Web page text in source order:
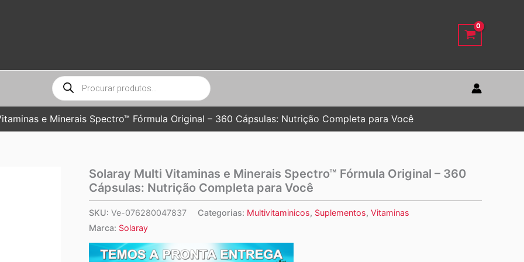
Pesquisar
produtos
e Minerais Spectro™ Fórmula Original – 360 Cápsulas: Nutrição Completa para Você
Solaray Multi Vitaminas e Minerais Spectro™ Fórmula Original – 360
Cápsulas: Nutrição Completa para Você
SKU: Ve-076280047837 Categorias: Multivitaminicos, Suplementos, Vitaminas
Marca: Solaray